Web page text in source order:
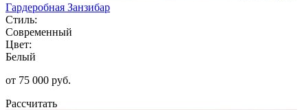
Гардеробная Занзибар
Стиль:
Современный
Цвет:
Белый
от 75 000 руб.
Рассчитать